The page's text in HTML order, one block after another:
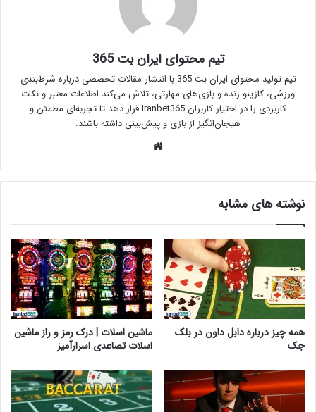
تیم محتوای ایران بت 365
تیم تولید محتوای ایران بت 365 با انتشار مقالات تخصصی درباره شرط‌بندی
ورزشی، کازینو زنده و بازی‌های مهارتی، تلاش می‌کند اطلاعات معتبر و نکات
کاربردی را در اختیار کاربران Iranbet365 قرار دهد تا تجربه‌ای مطمئن و
هیجان‌انگیز از بازی و پیش‌بینی داشته باشند.
نوشته های مشابه
همه چیز درباره دابل داون در بلک
جک
ماشین اسلات | درک رمز و راز ماشین
اسلات تصاعدی اسرارآمیز